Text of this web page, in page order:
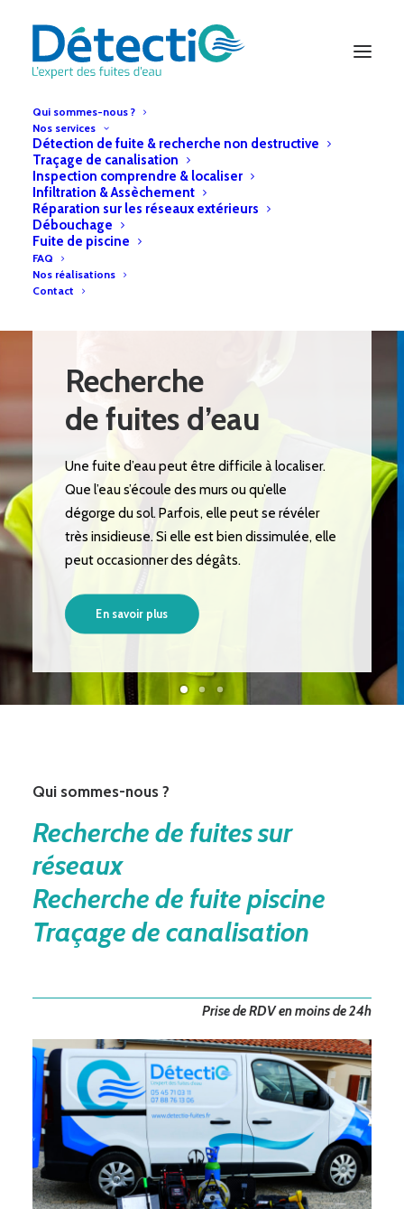
Qui sommes-nous ?
Nos services
Détection de fuite & recherche non destructive
Traçage de canalisation
Inspection comprendre & localiser
Infiltration & Assèchement
Réparation sur les réseaux extérieurs
Débouchage
Fuite de piscine
FAQ
Nos réalisations
Contact
Recherche
de fuites d’eau
Une fuite d’eau peut être difficile à localiser.
Que l’eau s’écoule des murs ou qu’elle
dégorge du sol. Parfois, elle peut se révéler
très insidieuse. Si elle est bien dissimulée, elle
peut occasionner des dégâts.
En savoir plus
Qui sommes-nous ?
Recherche de fuites sur
réseaux
Recherche de fuite piscine
Traçage de canalisation
Prise de RDV en moins de 24h